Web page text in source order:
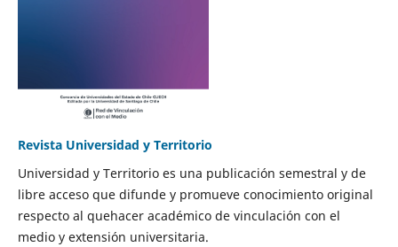
Revista Universidad y Territorio
Universidad y Territorio es una publicación semestral y de
libre acceso que difunde y promueve conocimiento original
respecto al quehacer académico de vinculación con el
medio y extensión universitaria.